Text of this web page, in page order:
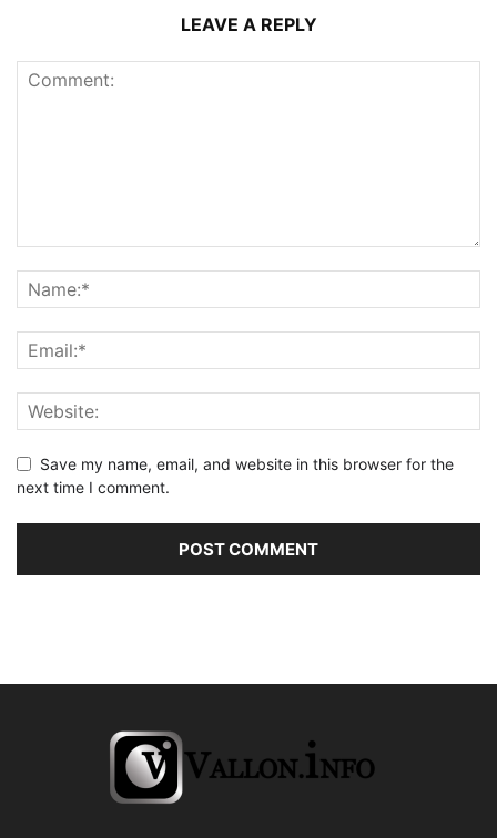
LEAVE A REPLY
Save my name, email, and website in this browser for the
next time I comment.